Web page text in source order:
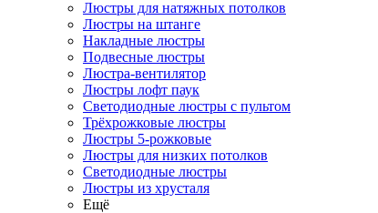
Люстры для натяжных потолков
Люстры на штанге
Накладные люстры
Подвесные люстры
Люстра-вентилятор
Люстры лофт паук
Светодиодные люстры с пультом
Трёхрожковые люстры
Люстры 5-рожковые
Люстры для низких потолков
Cветодиодные люстры
Люстры из хрусталя
Ещё